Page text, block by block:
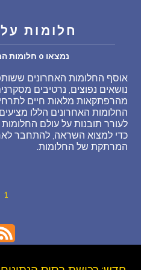
פענוח חלום אנושי
עלינו
מדיניות פרטיות
3
חלומות
נמצאו 0 חלומות המכילים בר ניצול
אוסף החלומות האחרונים
נושאים נפוצים, נרטיבים
מהרפתקאות מלאות חיים
החלומות האחרונים הללו
לעורר תובנות על עולם החלומות
כדי למצוא השראה, להתחבר
המרתקת של החלומות.
1